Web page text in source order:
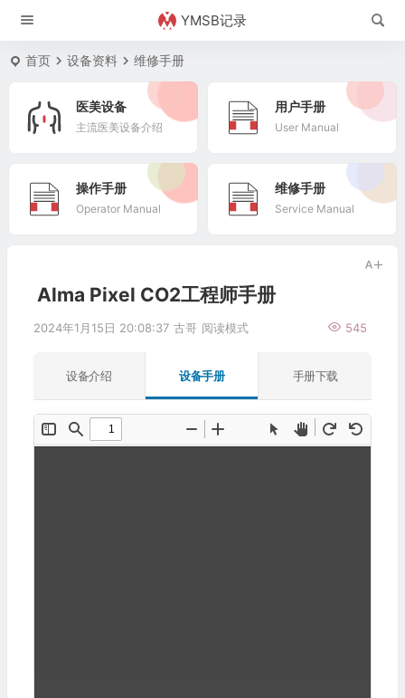
YMSB记录
首页 设备资料 维修手册
医美设备
主流医美设备介绍
用户手册
User Manual
操作手册
Operator Manual
维修手册
Service Manual
Alma Pixel CO2工程师手册
2024年1月15日 20:08:37 古哥 545
阅读模式
设备介绍 设备手册 手册下载